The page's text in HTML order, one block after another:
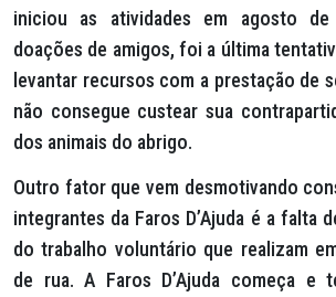
iniciou as atividades em agosto
doações de amigos, foi a última
levantar recursos com a prestação de
não consegue custear sua
dos animais do abrigo.
Outro fator que vem desmotivando
integrantes da Faros D’Ajuda é a falta
do trabalho voluntário que realizam
de rua. A Faros D’Ajuda começa e